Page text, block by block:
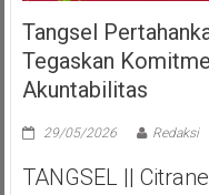
Tangsel
Tegaskan
Akuntabilitas
29/05/2026 Redaksi
TANGSEL ||